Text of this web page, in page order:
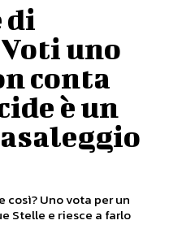
di
uno
conta
è un
Uno vota per un
Stelle e riesce a farlo